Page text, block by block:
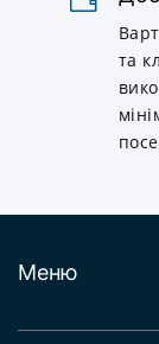
та
Меню